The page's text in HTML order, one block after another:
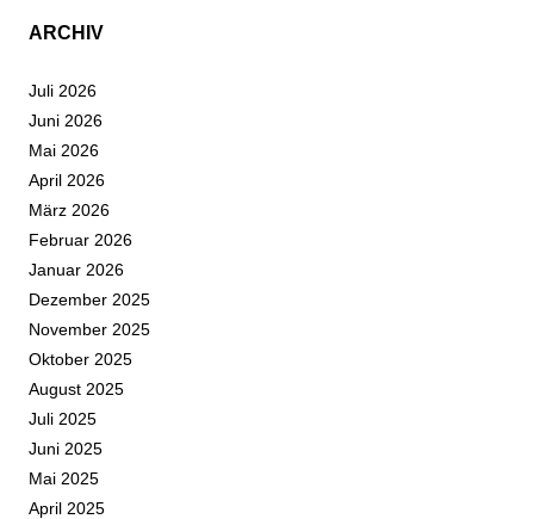
ARCHIV
Juli 2026
Juni 2026
Mai 2026
April 2026
März 2026
Februar 2026
Januar 2026
Dezember 2025
November 2025
Oktober 2025
August 2025
Juli 2025
Juni 2025
Mai 2025
April 2025